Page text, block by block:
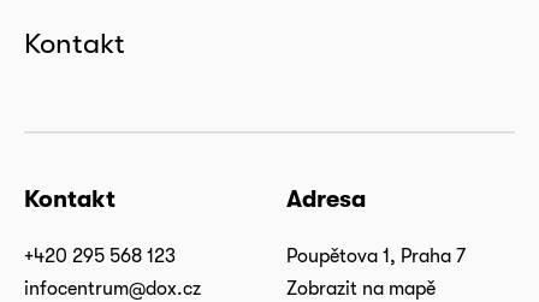
Kontakt
Kontakt
+420 295 568 123
infocentrum@dox.cz
Adresa
Poupětova 1, Praha 7
Zobrazit na mapě